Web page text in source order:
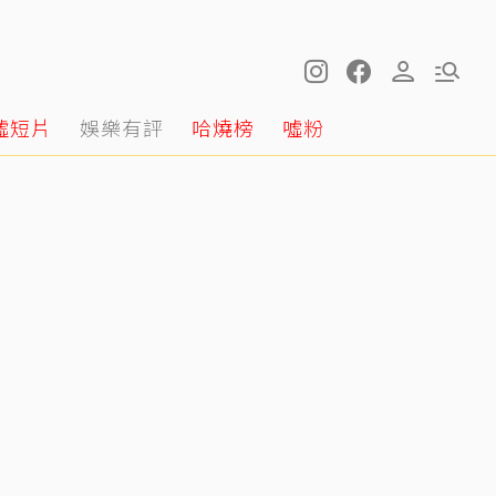
短片 娛樂有評 哈燒榜 噓粉